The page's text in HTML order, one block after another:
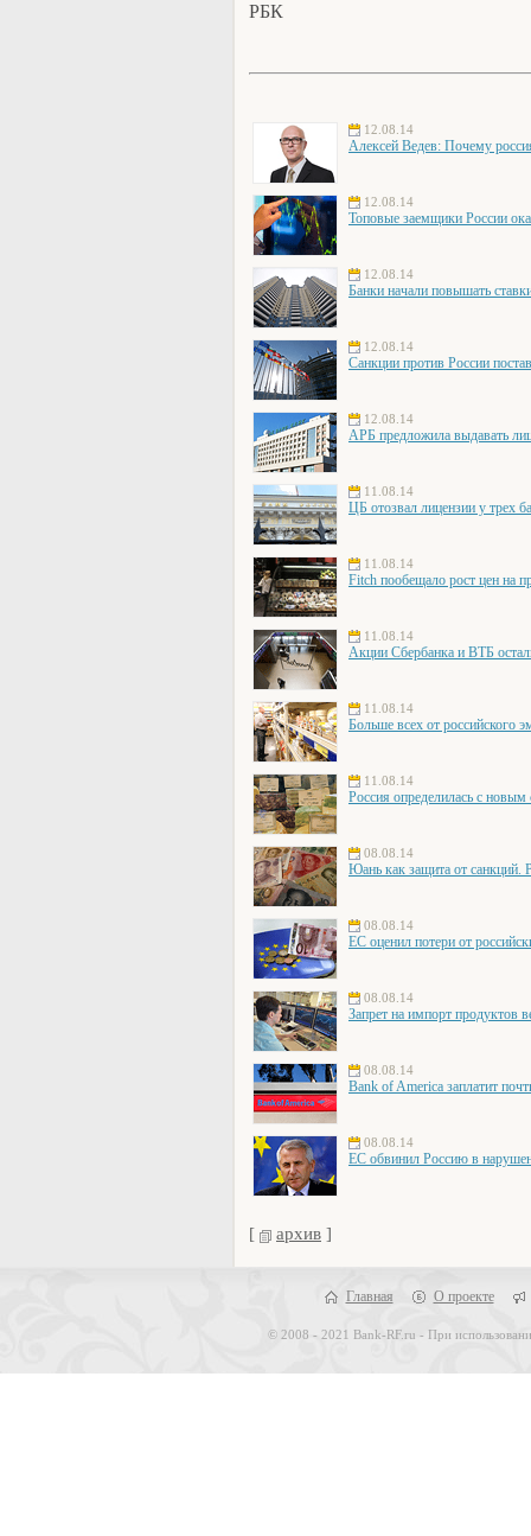
РБК
12.08.14
Алексей Ведев: Почему
12.08.14
Топовые заемщики России
12.08.14
Банки начали повышать
12.08.14
Санкции против России
12.08.14
АРБ предложила выдавать
11.08.14
ЦБ отозвал лицензии у трех
11.08.14
Fitch пообещало рост цен на
11.08.14
Акции Сбербанка и ВТБ
11.08.14
Больше всех от российского
11.08.14
Россия определилась с
08.08.14
Юань как защита от санкций.
08.08.14
ЕС оценил потери от
08.08.14
Запрет на импорт продуктов
08.08.14
Bank of America заплатит
08.08.14
ЕС обвинил Россию в
[ архив ]
Главная О проекте
© 2008 - 2021 Bank-RF.ru - При